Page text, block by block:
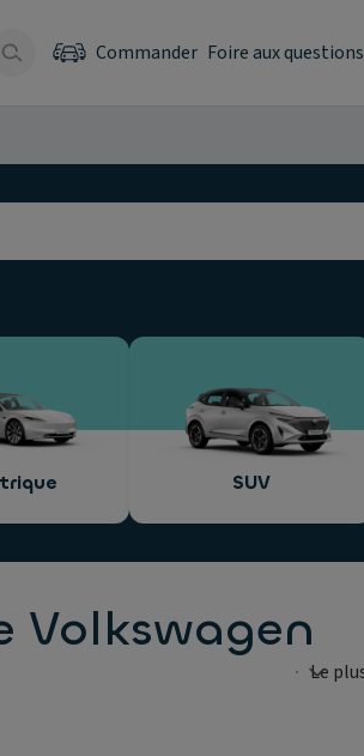
Commander Foire aux questions
SUV
Volkswagen